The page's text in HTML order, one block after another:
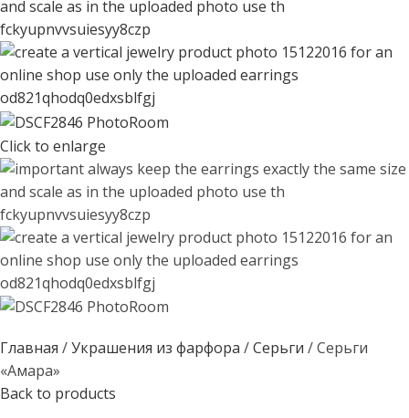
Click to enlarge
Главная Украшения из фарфора Серьги
Серьги
«Амара»
Back to products